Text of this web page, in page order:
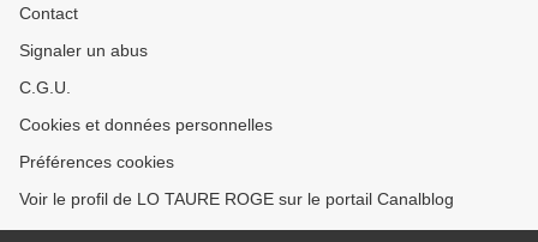
Contact
Signaler un abus
C.G.U.
Cookies et données personnelles
Préférences cookies
Voir le profil de LO TAURE ROGE sur le portail Canalblog